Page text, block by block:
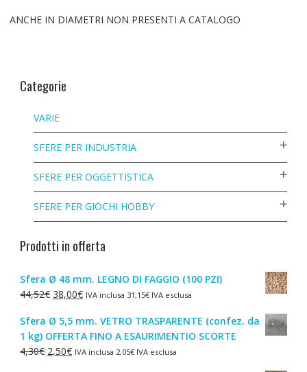
ANCHE IN DIAMETRI NON PRESENTI A CATALOGO
Categorie
VARIE
SFERE PER INDUSTRIA
SFERE PER OGGETTISTICA
SFERE PER GIOCHI HOBBY
Prodotti in offerta
Sfera Ø 48 mm. LEGNO DI FAGGIO (100 PZI)
44,52€ Il
originale
era:
44,52€.
38,00€Il
attuale
è:
38,00€.
IVA inclusa 31,15€IVA esclusa
Sfera Ø 5,5 mm. VETRO TRASPARENTE (confez. da
1 kg) OFFERTA FINO A ESAURIMENTIO SCORTE
4,30€ Il
2,50€IlIVA inclusa 2,05€IVA esclusa